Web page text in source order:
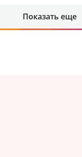
Показать еще